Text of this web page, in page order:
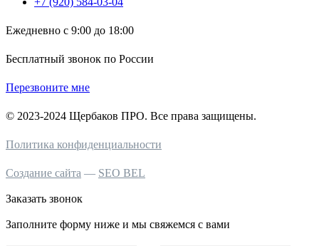
Ежедневно с 9:00 до 18:00
Бесплатный звонок по России
Перезвоните мне
© 2023-2024 Щербаков ПРО. Все права защищены.
Политика конфиденциальности
Создание сайта — SEO BEL
Заказать звонок
Заполните форму ниже и мы свяжемся с вами